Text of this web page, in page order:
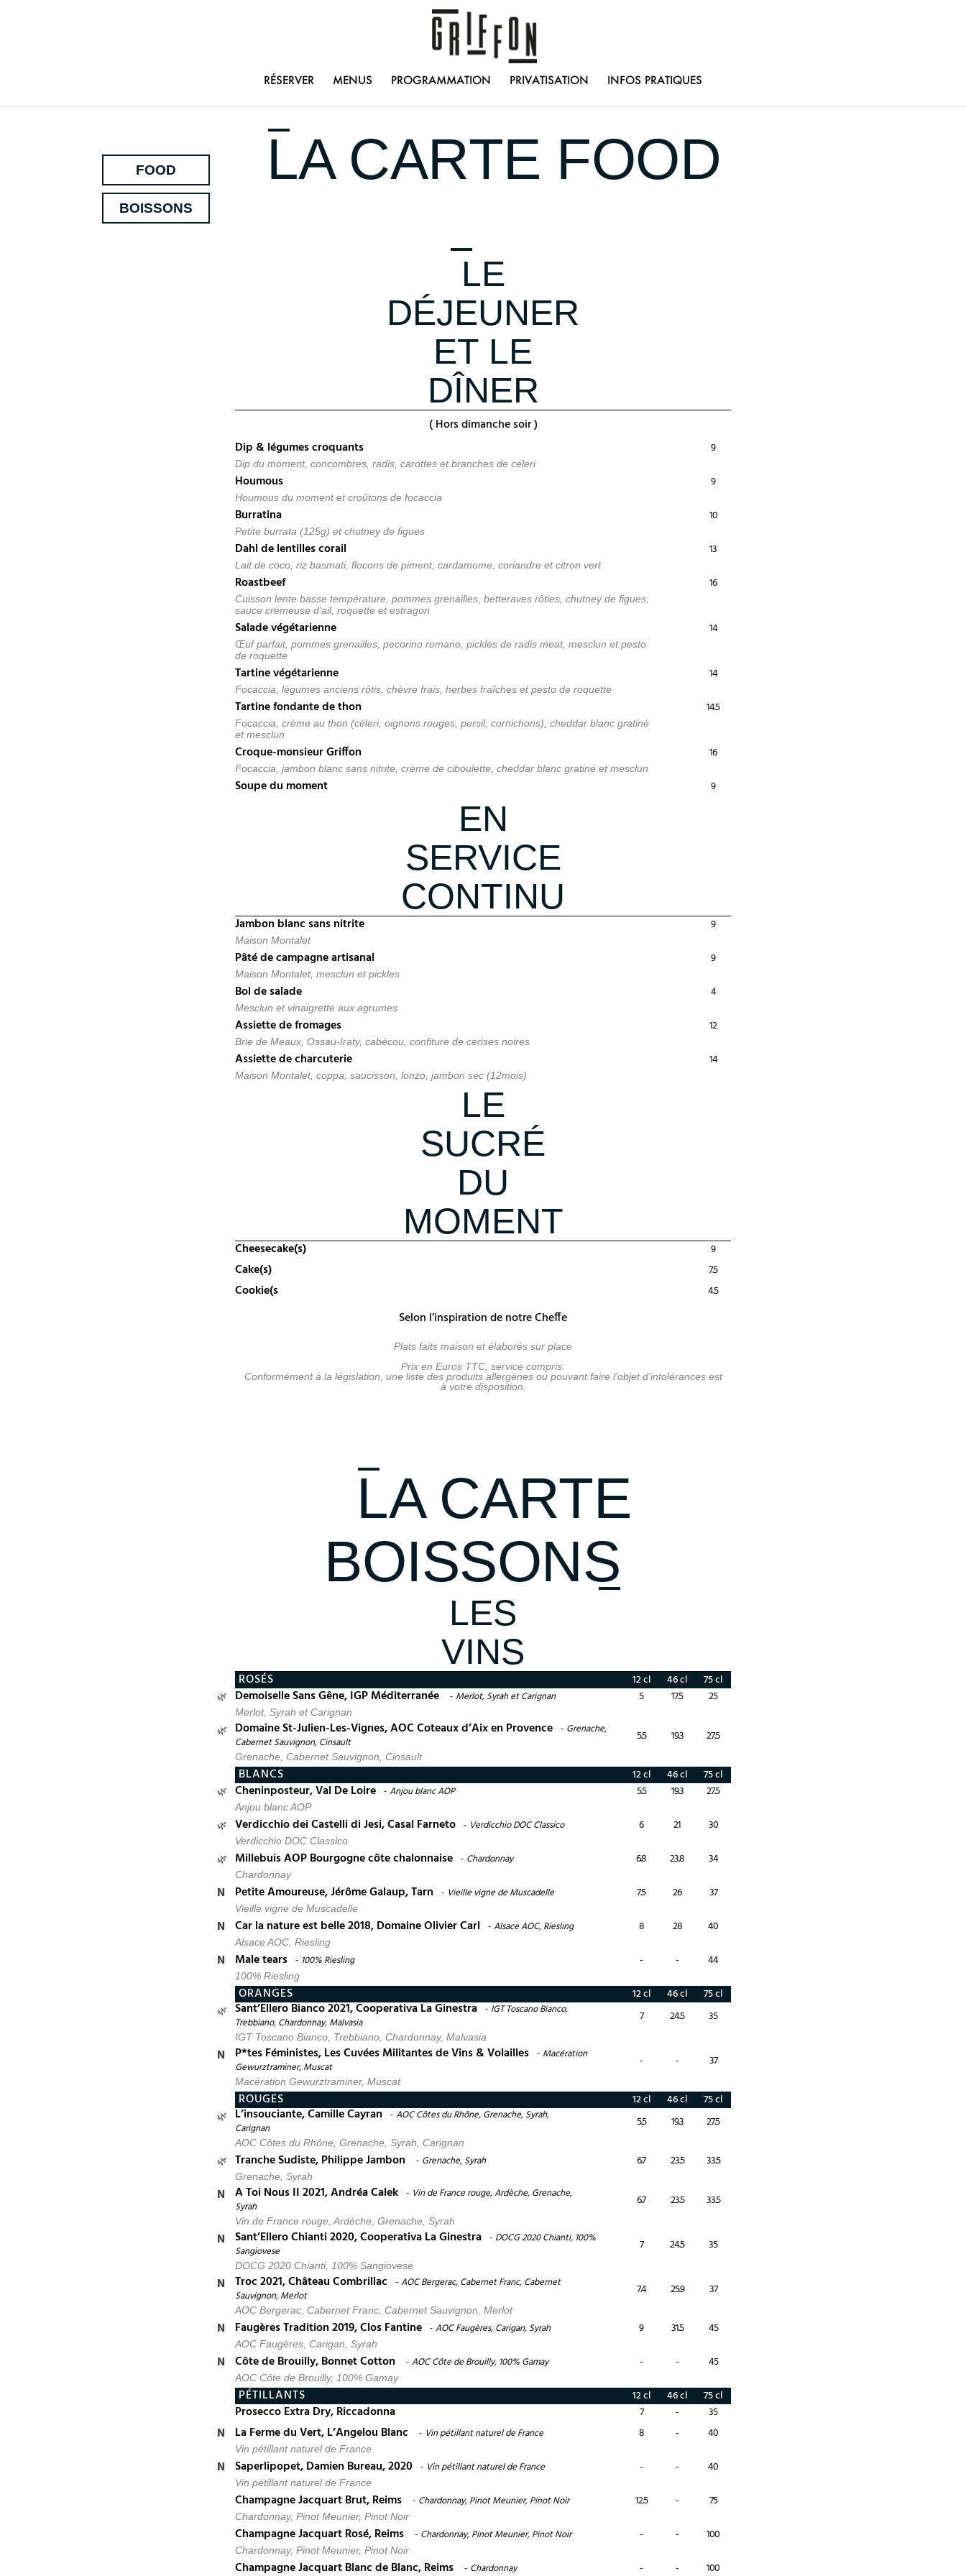
RÉSERVER MENUS PROGRAMMATION PRIVATISATION INFOS PRATIQUES
FOOD
BOISSONS
LA CARTE FOOD
LE
DÉJEUNER
ET LE
DÎNER
( Hors dimanche soir )
Dip & légumes croquants
9
Dip du moment, concombres, radis, carottes et branches de céleri
Houmous 9
Houmous du moment et croûtons de focaccia
Burratina 10
Petite burrata (125g) et chutney de figues
Dahl de lentilles corail 13
Lait de coco, riz basmati, flocons de piment, cardamome, coriandre et citron vert
Roastbeef 16
Cuisson lente basse température, pommes grenailles, betteraves rôties, chutney de figues,
sauce crémeuse d’ail, roquette et estragon
Salade végétarienne 14
Œuf parfait, pommes grenailles, pecorino romano, pickles de radis meat, mesclun et pesto
de roquette
Tartine végétarienne 14
Focaccia, légumes anciens rôtis, chèvre frais, herbes fraîches et pesto de roquette
Tartine fondante de thon 14.5
Focaccia, crème au thon (céleri, oignons rouges, persil, cornichons), cheddar blanc gratiné
et mesclun
Croque-monsieur Griffon 16
Focaccia, jambon blanc sans nitrite, crème de ciboulette, cheddar blanc gratiné et mesclun
Soupe du moment 9
EN
SERVICE
CONTINU
Jambon blanc sans nitrite 9
Maison Montalet
Pâté de campagne artisanal 9
Maison Montalet, mesclun et pickles
Bol de salade 4
Mesclun et vinaigrette aux agrumes
Assiette de fromages 12
Brie de Meaux, Ossau-Iraty, cabécou, confiture de cerises noires
Assiette de charcuterie 14
Maison Montalet, coppa, saucisson, lonzo, jambon sec (12mois)
LE
SUCRÉ
DU
MOMENT
Cheesecake(s) 9
Cake(s) 7.5
Cookie(s 4.5
Selon l’inspiration de notre Cheffe
Plats faits maison et élaborés sur place
Prix en Euros TTC, service compris.
Conformément à la législation, une liste des produits allergènes ou pouvant faire l’objet d’intolérances est
à votre disposition.
LA CARTE
BOISSONS
LES
VINS
ROSÉS 12 cl 46 cl 75 cl
Demoiselle Sans Gêne, IGP Méditerranée Merlot, Syrah et Carignan 5 17.5 25
Merlot, Syrah et Carignan
Domaine St-Julien-Les-Vignes, AOC Coteaux d’Aix en Provence
Grenache,
Cabernet Sauvignon, Cinsault
5.5 19.3 27.5
Grenache, Cabernet Sauvignon, Cinsault
BLANCS 12 cl 46 cl 75 cl
Cheninposteur, Val De Loire Anjou blanc AOP 5.5 19.3 27.5
Anjou blanc AOP
Verdicchio dei Castelli di Jesi, Casal Farneto Verdicchio DOC Classico 6 21 30
Verdicchio DOC Classico
Millebuis AOP Bourgogne côte chalonnaise Chardonnay 6.8 23.8 34
Chardonnay
Petite Amoureuse, Jérôme Galaup, Tarn Vieille vigne de Muscadelle 7.5 26 37
Vieille vigne de Muscadelle
Car la nature est belle 2018, Domaine Olivier Carl Alsace AOC, Riesling 8 28 40
Alsace AOC, Riesling
Male tears 100% Riesling - - 44
100% Riesling
ORANGES 12 cl 46 cl 75 cl
Sant’Ellero Bianco 2021, Cooperativa La Ginestra
IGT Toscano Bianco,
Trebbiano, Chardonnay, Malvasia
7 24.5 35
IGT Toscano Bianco, Trebbiano, Chardonnay, Malvasia
P*tes Féministes, Les Cuvées Militantes de Vins & Volailles
Macération
Gewurztraminer, Muscat
- - 37
Macération Gewurztraminer, Muscat
ROUGES 12 cl 46 cl 75 cl
L’insouciante, Camille Cayran
AOC Côtes du Rhône, Grenache, Syrah,
Carignan
5.5 19.3 27.5
AOC Côtes du Rhône, Grenache, Syrah, Carignan
Tranche Sudiste, Philippe Jambon Grenache, Syrah 6.7 23.5 33.5
Grenache, Syrah
A Toi Nous II 2021, Andréa Calek
Vin de France rouge, Ardèche, Grenache,
Syrah
6.7 23.5 33.5
Vin de France rouge, Ardèche, Grenache, Syrah
Sant’Ellero Chianti 2020, Cooperativa La Ginestra
DOCG 2020 Chianti, 100%
Sangiovese
7 24.5 35
DOCG 2020 Chianti, 100% Sangiovese
Troc 2021, Château Combrillac
AOC Bergerac, Cabernet Franc, Cabernet
Sauvignon, Merlot
7.4 25.9 37
AOC Bergerac, Cabernet Franc, Cabernet Sauvignon, Merlot
Faugères Tradition 2019, Clos Fantine AOC Faugères, Carigan, Syrah 9 31.5 45
AOC Faugères, Carigan, Syrah
Côte de Brouilly, Bonnet Cotton AOC Côte de Brouilly, 100% Gamay - - 45
AOC Côte de Brouilly, 100% Gamay
PÉTILLANTS 12 cl 46 cl 75 cl
Prosecco Extra Dry, Riccadonna 7 - 35
La Ferme du Vert, L’Angelou Blanc Vin pétillant naturel de France 8 - 40
Vin pétillant naturel de France
Saperlipopet, Damien Bureau, 2020 Vin pétillant naturel de France - - 40
Vin pétillant naturel de France
Champagne Jacquart Brut, Reims Chardonnay, Pinot Meunier, Pinot Noir 12.5 - 75
Chardonnay, Pinot Meunier, Pinot Noir
Champagne Jacquart Rosé, Reims Chardonnay, Pinot Meunier, Pinot Noir - - 100
Chardonnay, Pinot Meunier, Pinot Noir
Champagne Jacquart Blanc de Blanc, Reims Chardonnay - - 100